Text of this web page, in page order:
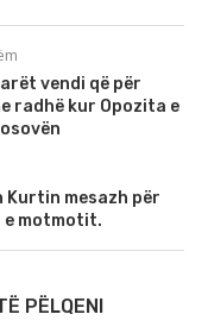
vendi që për
radhë kur Opozita e
Kurtin mesazh për
e motmotit.
PËLQENI